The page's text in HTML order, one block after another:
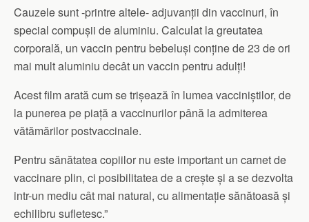
Cauzele sunt -printre altele- adjuvanții din vaccinuri, în
special compușii de aluminiu. Calculat la greutatea
corporală, un vaccin pentru bebeluși conține de 23 de ori
mai mult aluminiu decât un vaccin pentru adulți!
Acest film arată cum se trișează în lumea vacciniștilor, de
la punerea pe piață a vaccinurilor până la admiterea
vătămărilor postvaccinale.
Pentru sănătatea copiilor nu este important un carnet de
vaccinare plin, ci posibilitatea de a crește și a se dezvolta
intr-un mediu cât mai natural, cu alimentație sănătoasă și
echilibru sufletesc.”